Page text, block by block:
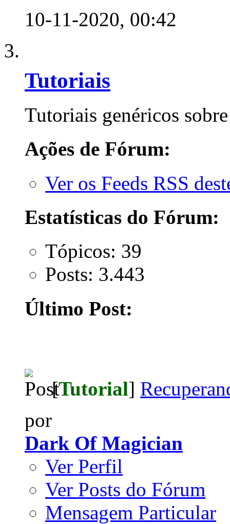
10-11-2020, 00:42
Tutoriais
Tutoriais genéricos
Ações de Fórum:
Ver os Feeds RSS
Estatísticas do Fórum:
Tópicos: 39
Posts: 3.443
Último Post:
[Tutorial]
por
Dark Of Magician
Ver Perfil
Ver Posts do Fórum
Mensagem Particular